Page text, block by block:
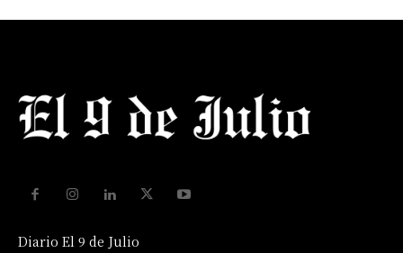
Diario El 9 de Julio